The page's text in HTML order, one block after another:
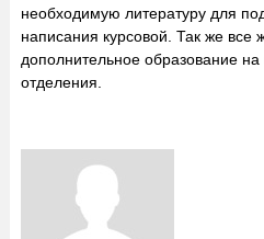
необходимую литературу для
написания курсовой. Так же все
дополнительное образование
отделения.